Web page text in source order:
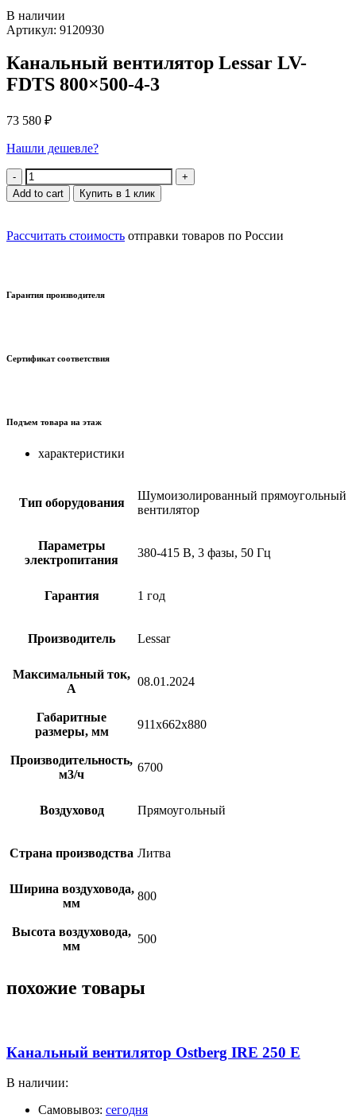
В наличии
Артикул: 9120930
Канальный вентилятор Lessar LV-
FDTS 800×500-4-3
73 580 ₽
Нашли дешевле?
Quantity
Add to cart Купить в 1 клик
Рассчитать стоимость отправки товаров по России
Гарантия производителя
Сертификат соответствия
Подъем товара на этаж
характеристики
Тип оборудования
Шумоизолированный прямоугольный
вентилятор
Параметры
электропитания
380-415 В, 3 фазы, 50 Гц
Гарантия 1 год
Производитель Lessar
Максимальный ток,
А
08.01.2024
Габаритные
размеры, мм
911x662x880
Производительность,
м3/ч
6700
Воздуховод Прямоугольный
Страна производства Литва
Ширина воздуховода,
мм
800
Высота воздуховода,
мм
500
похожие товары
Канальный вентилятор Ostberg IRE 250 E
В наличии:
Самовывоз: сегодня